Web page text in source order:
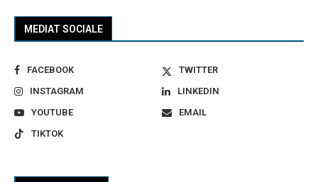
MEDIAT SOCIALE
FACEBOOK
TWITTER
INSTAGRAM
LINKEDIN
YOUTUBE
EMAIL
TIKTOK